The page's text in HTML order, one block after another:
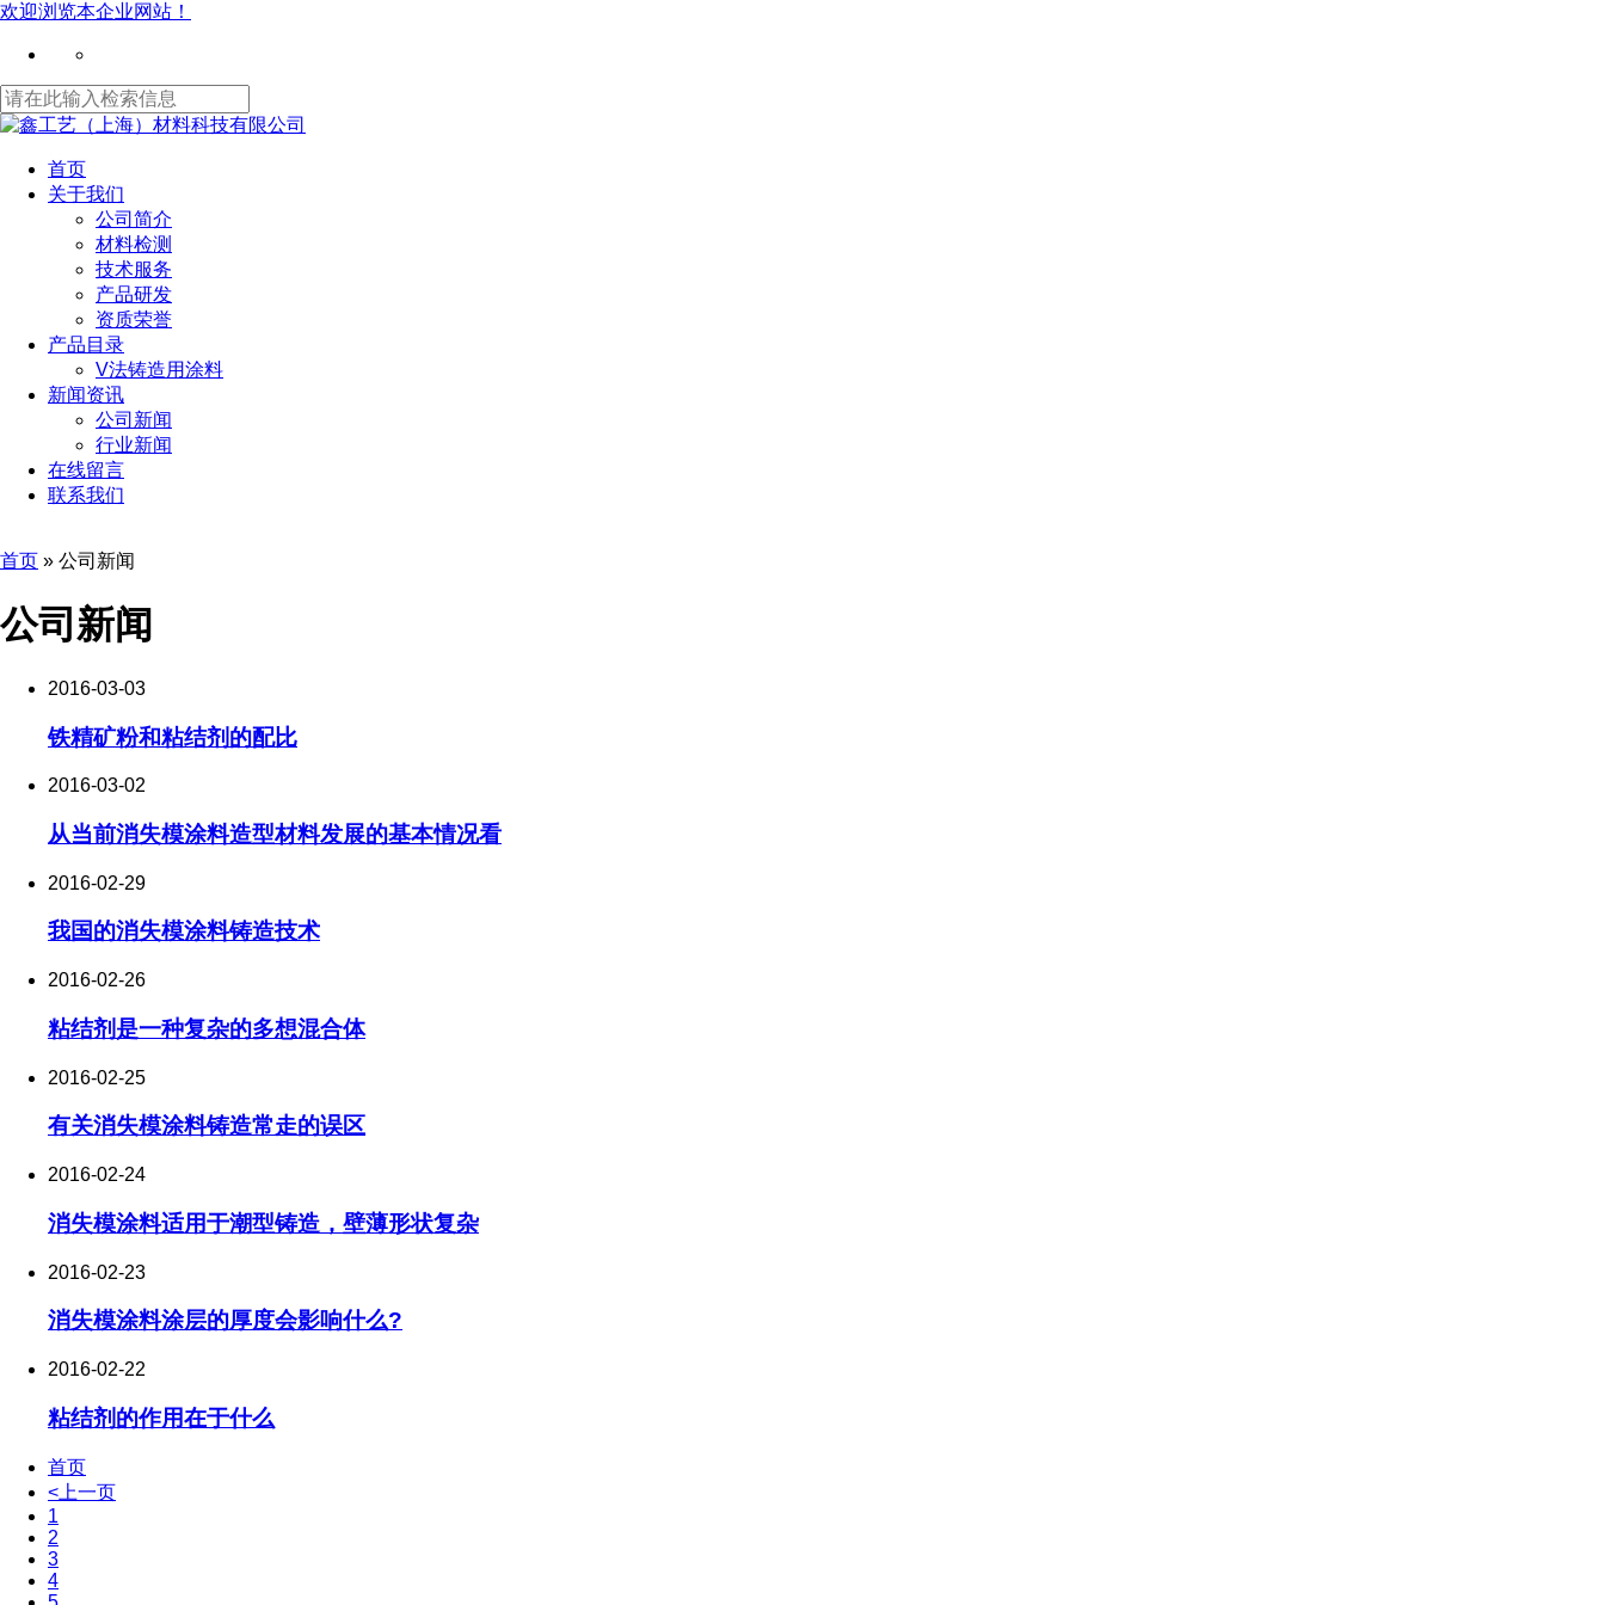
欢迎浏览本企业网站！
首页
关于我们
公司简介
材料检测
技术服务
产品研发
资质荣誉
产品目录
V法铸造用涂料
新闻资讯
公司新闻
行业新闻
在线留言
联系我们
首页 » 公司新闻
公司新闻
2016-03-03
铁精矿粉和粘结剂的配比
2016-03-02
从当前消失模涂料造型材料发展的基本情况看
2016-02-29
我国的消失模涂料铸造技术
2016-02-26
粘结剂是一种复杂的多想混合体
2016-02-25
有关消失模涂料铸造常走的误区
2016-02-24
消失模涂料适用于潮型铸造，壁薄形状复杂
2016-02-23
消失模涂料涂层的厚度会影响什么?
2016-02-22
粘结剂的作用在于什么
首页
<上一页
1
2
3
4